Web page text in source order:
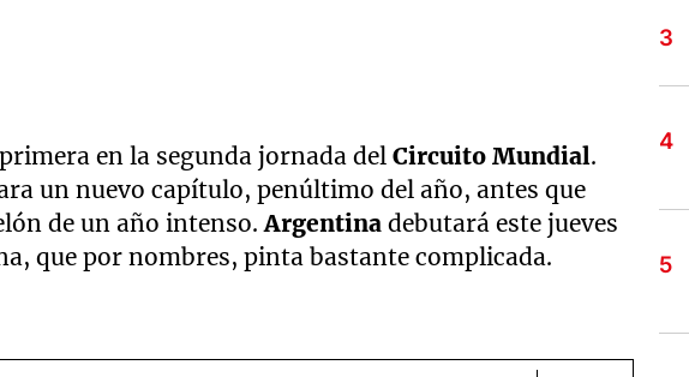
en la segunda jornada delCircuito Mundial.
un nuevo capítulo, penúltimo del año, antes que
de un año intenso.Argentinadebutará este jueves
que por nombres, pinta bastante complicada.